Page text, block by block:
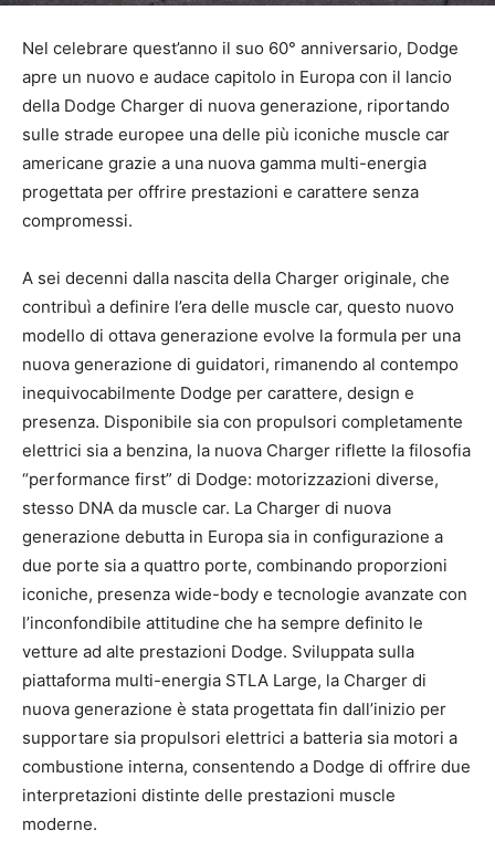
Nel celebrare quest’anno il suo 60° anniversario, Dodge
apre un nuovo e audace capitolo in Europa con il lancio
della Dodge Charger di nuova generazione, riportando
sulle strade europee una delle più iconiche muscle car
americane grazie a una nuova gamma multi-energia
progettata per offrire prestazioni e carattere senza
compromessi.
A sei decenni dalla nascita della Charger originale, che
contribuì a definire l’era delle muscle car, questo nuovo
modello di ottava generazione evolve la formula per una
nuova generazione di guidatori, rimanendo al contempo
inequivocabilmente Dodge per carattere, design e
presenza. Disponibile sia con propulsori completamente
elettrici sia a benzina, la nuova Charger riflette la filosofia
“performance first” di Dodge: motorizzazioni diverse,
stesso DNA da muscle car. La Charger di nuova
generazione debutta in Europa sia in configurazione a
due porte sia a quattro porte, combinando proporzioni
iconiche, presenza wide-body e tecnologie avanzate con
l’inconfondibile attitudine che ha sempre definito le
vetture ad alte prestazioni Dodge. Sviluppata sulla
piattaforma multi-energia STLA Large, la Charger di
nuova generazione è stata progettata fin dall’inizio per
supportare sia propulsori elettrici a batteria sia motori a
combustione interna, consentendo a Dodge di offrire due
interpretazioni distinte delle prestazioni muscle
moderne.